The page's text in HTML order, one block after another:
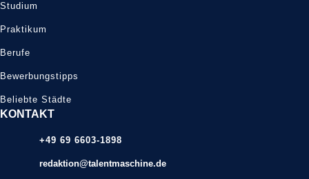
Studium
Praktikum
Berufe
Bewerbungstipps
Beliebte Städte
KONTAKT
+49 69 6603-1898
redaktion@talentmaschine.de